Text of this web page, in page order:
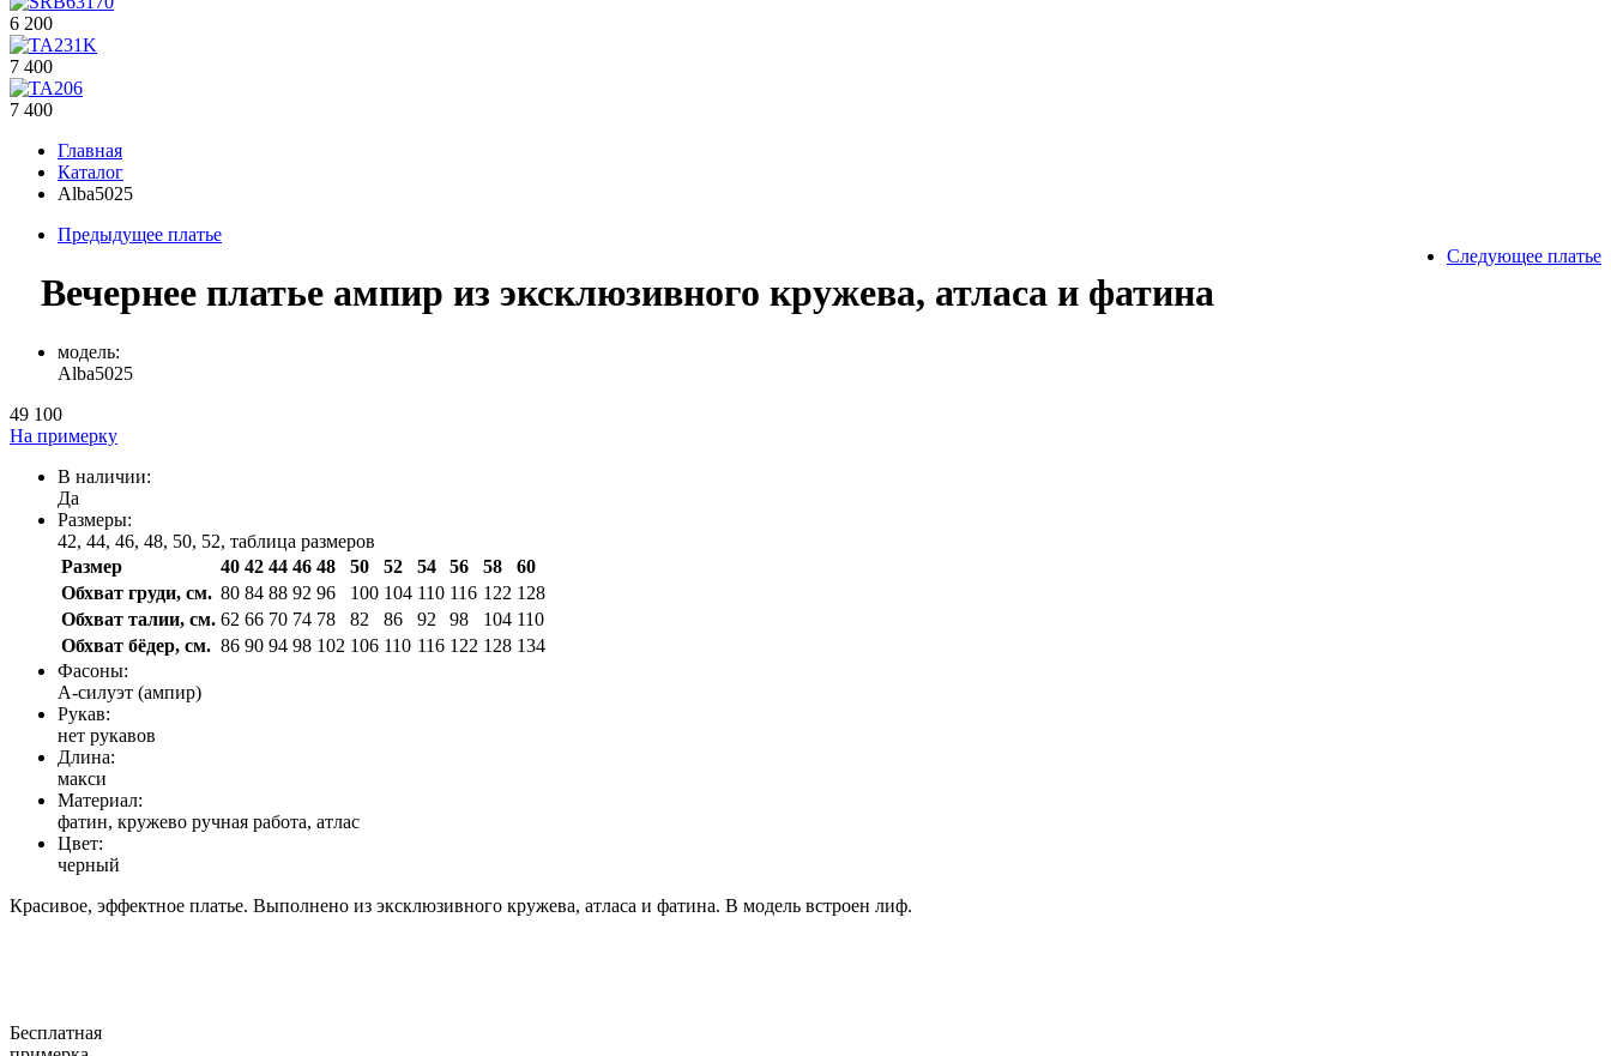
6 200
7 400
7 400
Главная
Каталог
Alba5025
Предыдущее платье
Следующее платье
Вечернее платье ампир из эксклюзивного кружева, атласа и фатина
модель:
Alba5025
49 100
На примерку
В наличии:
Да
Размеры:
42, 44, 46, 48, 50, 52, таблица размеров
Размер
40 42 44 46 48 50 52 54 56 58
60
Обхват груди, см. 80 84 88 92 96 100 104 110 116 122 128
Обхват талии, см. 62 66 70 74 78 82 86 92 98 104 110
Обхват бёдер, см. 86 90 94 98 102 106 110 116 122 128 134
Фасоны:
А-силуэт (ампир)
Рукав:
нет рукавов
Длина:
макси
Материал:
фатин, кружево ручная работа, атлас
Цвет:
черный
Красивое, эффектное платье. Выполнено из эксклюзивного кружева, атласа и фатина. В модель встроен лиф.
Бесплатная